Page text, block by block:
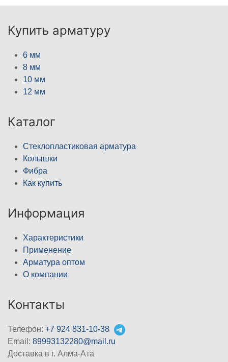
Купить арматуру
6 мм
8 мм
10 мм
12 мм
Каталог
Стеклопластиковая арматура
Колышки
Фибра
Как купить
Информация
Характеристики
Применение
Арматура оптом
О компании
Контакты
Телефон: +7 924 831-10-38
Email: 89993132280@mail.ru
Доставка в г. Алма-Ата